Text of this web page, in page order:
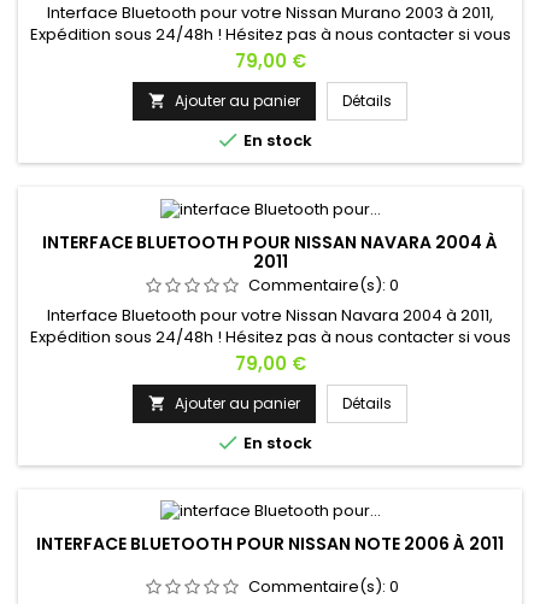
Interface Bluetooth pour votre Nissan Murano 2003 à 2011,
Expédition sous 24/48h ! Hésitez pas à nous contacter si vous
avez une question !
Prix
79,00 €
 Ajouter au panier Détails
 En stock
INTERFACE BLUETOOTH POUR NISSAN NAVARA 2004 À
2011
Commentaire(s): 0
Interface Bluetooth pour votre Nissan Navara 2004 à 2011,
Expédition sous 24/48h ! Hésitez pas à nous contacter si vous
avez une question !
Prix
79,00 €
 Ajouter au panier Détails
 En stock
INTERFACE BLUETOOTH POUR NISSAN NOTE 2006 À 2011
Commentaire(s): 0